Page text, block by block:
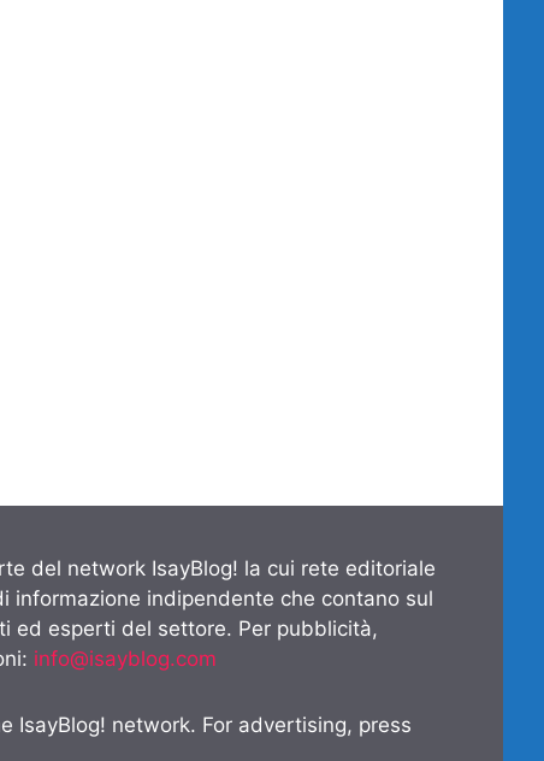
del network IsayBlog! la cui rete editoriale
informazione indipendente che contano sul
ed esperti del settore. Per pubblicità,
info@isayblog.com
IsayBlog! network. For advertising, press